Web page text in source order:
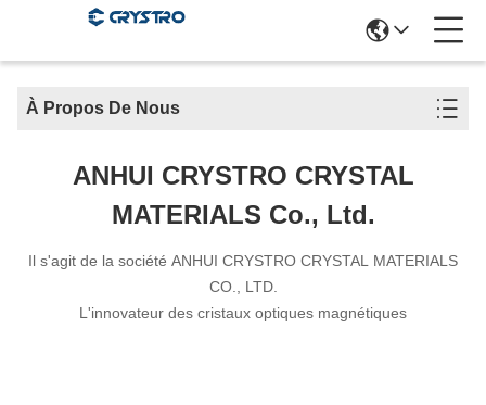
À Propos De Nous
ANHUI CRYSTRO CRYSTAL
MATERIALS Co., Ltd.
Il s'agit de la société ANHUI CRYSTRO CRYSTAL MATERIALS
CO., LTD.
L'innovateur des cristaux optiques magnétiques